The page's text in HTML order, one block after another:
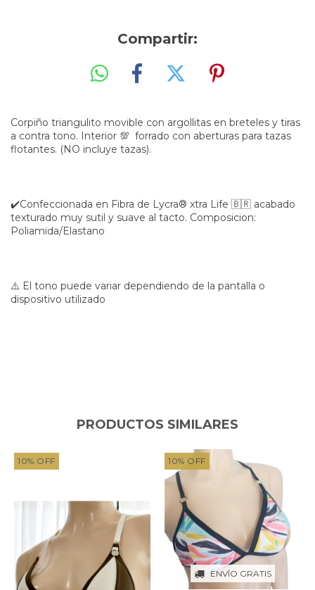
Compartir:
Corpiño triangulito movible con argollitas en breteles y tiras
a contra tono. Interior 💯 forrado con aberturas para tazas
flotantes. (NO incluye tazas).
✔️Confeccionada en Fibra de Lycra®️ xtra Life 🇧🇷 acabado
texturado muy sutil y suave al tacto. Composicion:
Poliamida/Elastano
⚠️ El tono puede variar dependiendo de la pantalla o
dispositivo utilizado
PRODUCTOS SIMILARES
10% OFF 10% OFF
ENVÍO GRATIS